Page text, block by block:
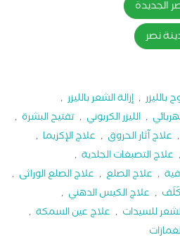
الجديدة
نصر
بالليزر , إزالة الشعر بالليزر ,
, الليزر الكربوني , تفتيح البشرة ,
, علاج آثار الحروق , علاج الإكزيما ,
, علاج التصبغات الجلدية ,
, علاج الصلع , علاج الصلع الوراثى ,
, علاج الكيس الدهني ,
للسيدات , علاج عين السمكة ,